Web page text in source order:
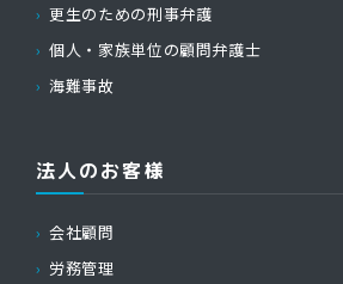
更生のための刑事弁護
個人・家族単位の顧問弁護士
海難事故
法人のお客様
会社顧問
労務管理